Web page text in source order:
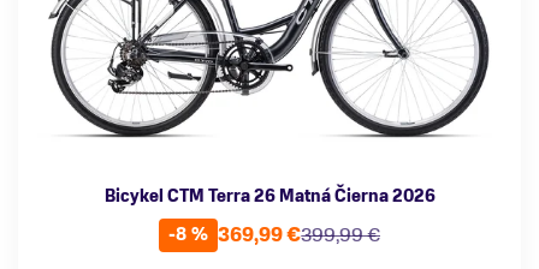
Bicykel CTM Terra 26 Matná Čierna 2026
-8 %
399,99 €
369,99 €